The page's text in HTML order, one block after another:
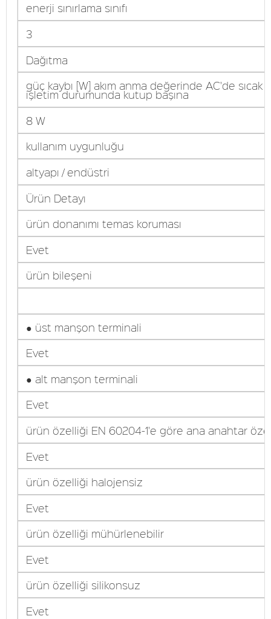
enerji sınırlama sınıfı
3
Dağıtma
güç kaybı [W] akım anma değerinde AC'de sıcak
işletim durumunda kutup başına
8 W
kullanım uygunluğu
altyapı / endüstri
Ürün Detayı
ürün donanımı temas koruması
Evet
ürün bileşeni
● üst manşon terminali
Evet
● alt manşon terminali
Evet
ürün özelliği EN 60204-1'e göre ana anahtar
Evet
ürün özelliği halojensiz
Evet
ürün özelliği mühürlenebilir
Evet
ürün özelliği silikonsuz
Evet